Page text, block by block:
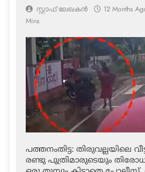
സ്റ്റാഫ് ലേഖകൻ 12 Months
Mins
പത്തനംതിട്ട: തിരുവല്ലയിലെ
രണ്ടു പുത്രിമാരുടെയും